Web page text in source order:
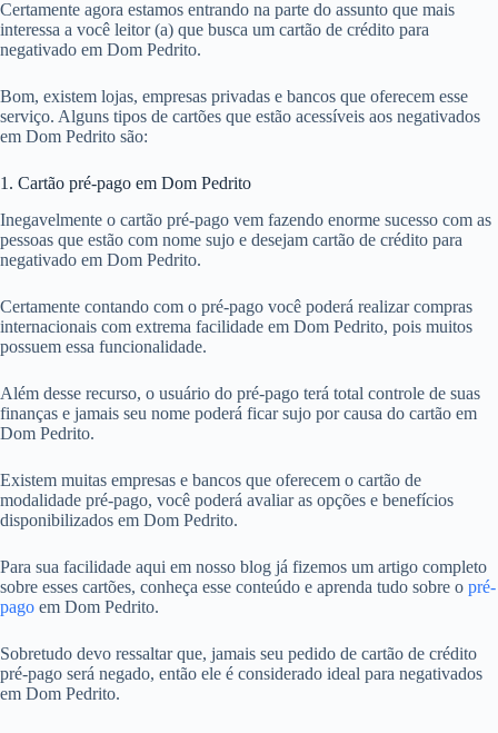
Certamente agora estamos entrando na parte do assunto que mais
interessa a você leitor (a) que busca um cartão de crédito para
negativado em Dom Pedrito.
Bom, existem lojas, empresas privadas e bancos que oferecem esse
serviço. Alguns tipos de cartões que estão acessíveis aos negativados
em Dom Pedrito são:
1. Cartão pré-pago em Dom Pedrito
Inegavelmente o cartão pré-pago vem fazendo enorme sucesso com as
pessoas que estão com nome sujo e desejam cartão de crédito para
negativado em Dom Pedrito.
Certamente contando com o pré-pago você poderá realizar compras
internacionais com extrema facilidade em Dom Pedrito, pois muitos
possuem essa funcionalidade.
Além desse recurso, o usuário do pré-pago terá total controle de suas
finanças e jamais seu nome poderá ficar sujo por causa do cartão em
Dom Pedrito.
Existem muitas empresas e bancos que oferecem o cartão de
modalidade pré-pago, você poderá avaliar as opções e benefícios
disponibilizados em Dom Pedrito.
Para sua facilidade aqui em nosso blog já fizemos um artigo completo
sobre esses cartões, conheça esse conteúdo e aprenda tudo sobre o pré-
pago em Dom Pedrito.
Sobretudo devo ressaltar que, jamais seu pedido de cartão de crédito
pré-pago será negado, então ele é considerado ideal para negativados
em Dom Pedrito.